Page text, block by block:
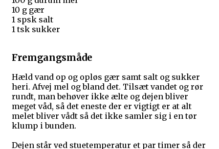
10 g gær
1 spsk salt
1 tsk sukker
Fremgangsmåde
Hæld vand op og opløs gær samt salt og sukker
heri. Afvej mel og bland det. Tilsæt vandet og rør
rundt, man behøver ikke ælte og dejen bliver
meget våd, så det eneste der er vigtigt er at alt
melet bliver vådt så det ikke samler sig i en tør
klump i bunden.
Dejen står ved stuetemperatur et par timer så der